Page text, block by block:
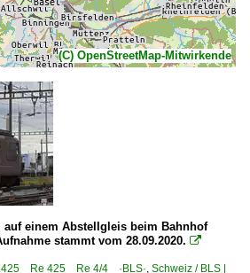
(C) OpenStreetMap-Mitwirkende
auf einem Abstellgleis beim Bahnhof
stammt vom 28.09.2020. 
425 Re 425 Re 4/4 ·BLS·, Schweiz / BLS |